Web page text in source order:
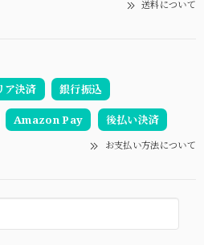
送料について
ア決済 銀行振込
Amazon Pay 後払い決済
お支払い方法について